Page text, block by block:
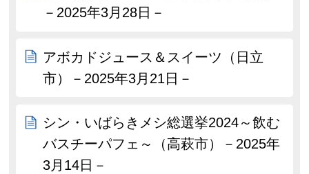
－2025年3月28日－
アボカドジュース＆スイーツ（日立
市）－2025年3月21日－
シン・いばらきメシ総選挙2024～飲む
バスチーパフェ～（高萩市）－2025年
3月14日－